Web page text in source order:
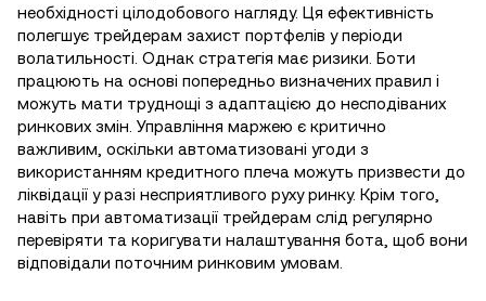
необхідності цілодобового нагляду. Ця ефективність
полегшує трейдерам захист портфелів у періоди
волатильності. Однак стратегія має ризики. Боти
працюють на основі попередньо визначених правил і
можуть мати труднощі з адаптацією до несподіваних
ринкових змін. Управління маржею є критично
важливим, оскільки автоматизовані угоди з
використанням кредитного плеча можуть призвести до
ліквідації у разі несприятливого руху ринку. Крім того,
навіть при автоматизації трейдерам слід регулярно
перевіряти та коригувати налаштування бота, щоб вони
відповідали поточним ринковим умовам.